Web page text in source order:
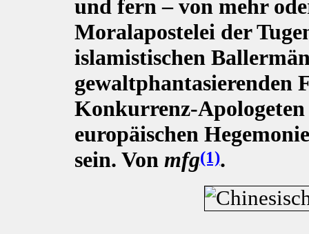
und fern – von mehr
Moralapostelei der
islamistischen
gewaltphantasierenden
Konkurrenz-
europäischen
sein. Von mfg(1).